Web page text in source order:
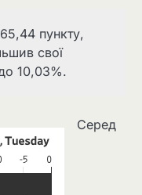
пункту,
свої
до 10,03%.
Серед